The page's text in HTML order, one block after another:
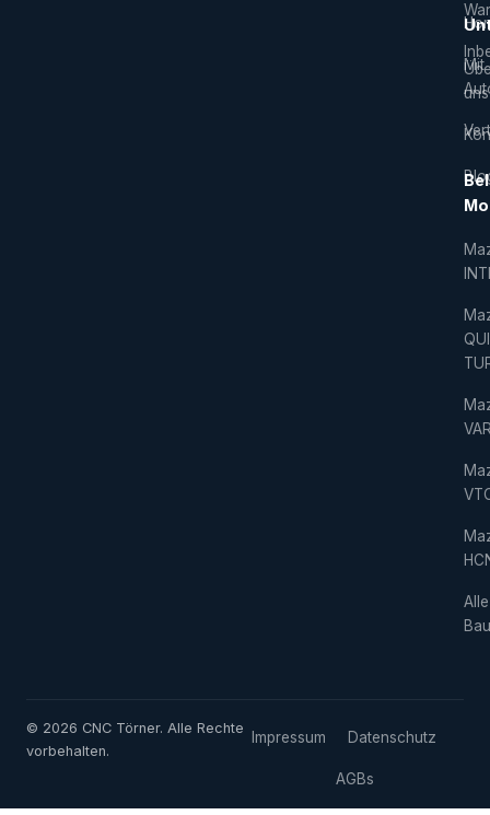
Mit
Alle
uns
© 2026 CNC Törner. Alle Rechte
vorbehalten.
Impressum Datenschutz
AGBs